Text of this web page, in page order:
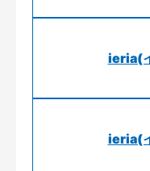
ieria(
ieria(